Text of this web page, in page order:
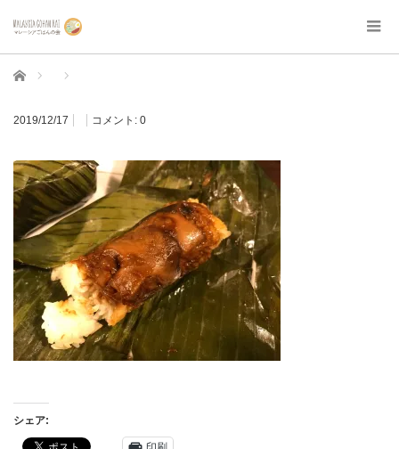
ホーム
2019/12/17 コメント: 0
シェア: